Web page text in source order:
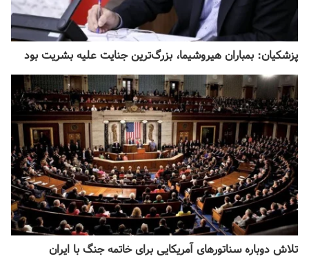
پزشکیان: بمباران هیروشیما، بزرگ‌ترین جنایت علیه بشریت بود
تلاش دوباره سناتورهای آمریکایی برای خاتمه جنگ با ایران